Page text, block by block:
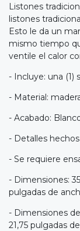
Listones
listones
Esto le da un
mismo tiempo
ventile el calor
- Incluye: una (1)
- Material:
- Acabado:
- Detalles
- Se requiere
- Dimensiones:
pulgadas de
- Dimensiones
21,75 pulgadas